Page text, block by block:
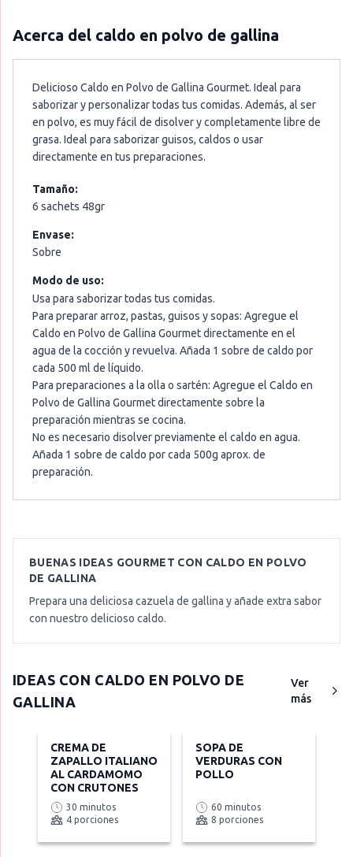
Acerca del caldo en polvo de gallina
Delicioso Caldo en Polvo de Gallina Gourmet. Ideal para
saborizar y personalizar todas tus comidas. Además, al ser
en polvo, es muy fácil de disolver y completamente libre de
grasa. Ideal para saborizar guisos, caldos o usar
directamente en tus preparaciones.
Tamaño:
6 sachets 48gr
Envase:
Sobre
Modo de uso:
Usa para saborizar todas tus comidas.
Para preparar arroz, pastas, guisos y sopas: Agregue el
Caldo en Polvo de Gallina Gourmet directamente en el
agua de la cocción y revuelva. Añada 1 sobre de caldo por
cada 500 ml de líquido.
Para preparaciones a la olla o sartén: Agregue el Caldo en
Polvo de Gallina Gourmet directamente sobre la
preparación mientras se cocina.
No es necesario disolver previamente el caldo en agua.
Añada 1 sobre de caldo por cada 500g aprox. de
preparación.
BUENAS IDEAS GOURMET CON CALDO EN POLVO
DE GALLINA
Prepara una deliciosa cazuela de gallina y añade extra sabor
con nuestro delicioso caldo.
IDEAS CON CALDO EN POLVO DE
GALLINA
Ver
más
CREMA DE
ZAPALLO ITALIANO
AL CARDAMOMO
CON CRUTONES
30 minutos
4 porciones
SOPA DE
VERDURAS CON
POLLO
60 minutos
8 porciones